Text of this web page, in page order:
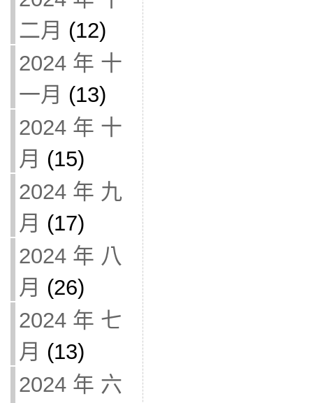
二月 (12)
2024 年 十
一月 (13)
2024 年 十
月 (15)
2024 年 九
月 (17)
2024 年 八
月 (26)
2024 年 七
月 (13)
2024 年 六